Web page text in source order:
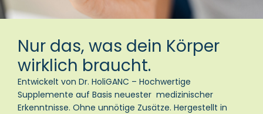
Nur das, was dein Körper
wirklich braucht.
Entwickelt von Dr. HoliGANC – Hochwertige
Supplemente auf Basis neuester medizinischer
Erkenntnisse. Ohne unnötige Zusätze. Hergestellt in